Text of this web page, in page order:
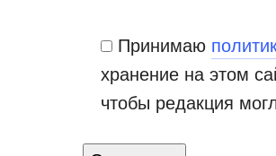
Принимаю
хранение на этом
чтобы редакция